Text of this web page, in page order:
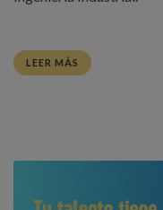
LEER MÁS